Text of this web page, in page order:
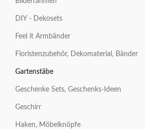
DIY - Dekosets
Feel it Armbänder
Floristenzubehör, Dekomaterial, Bänder
Gartenstäbe
Geschenke Sets, Geschenks-Ideen
Geschirr
Haken, Möbelknöpfe